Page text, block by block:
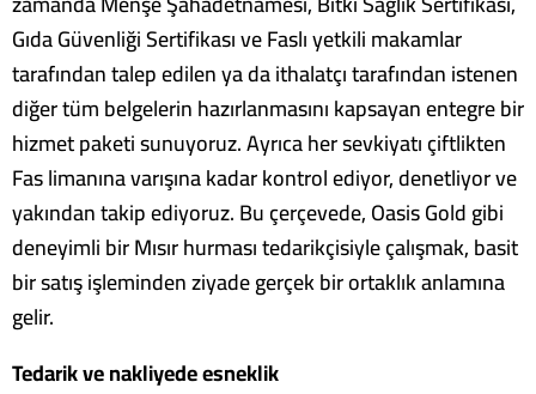
Gıda Güvenliği Sertifikası ve Faslı yetkili makamlar
tarafından talep edilen ya da ithalatçı tarafından istenen
diğer tüm belgelerin hazırlanmasını kapsayan entegre bir
hizmet paketi sunuyoruz. Ayrıca her sevkiyatı çiftlikten
Fas limanına varışına kadar kontrol ediyor, denetliyor ve
yakından takip ediyoruz. Bu çerçevede, Oasis Gold gibi
deneyimli bir Mısır hurması tedarikçisiyle çalışmak, basit
bir satış işleminden ziyade gerçek bir ortaklık anlamına
gelir.
Tedarik ve nakliyede esneklik